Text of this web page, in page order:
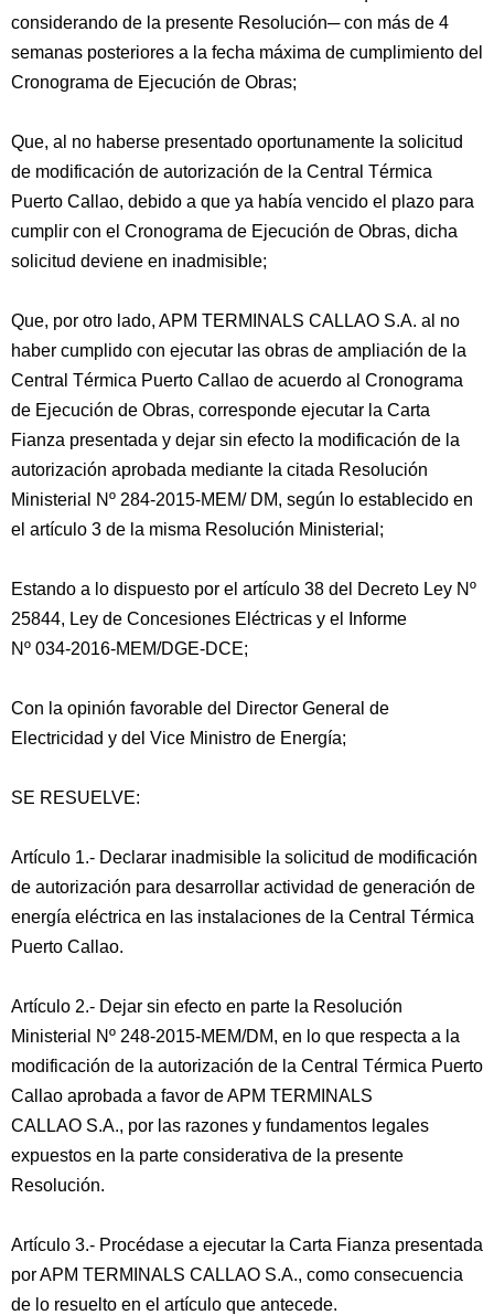
considerando de la presente Resolución─ con más de 4
semanas posteriores a la fecha máxima de cumplimiento del
Cronograma de Ejecución de Obras;
Que, al no haberse presentado oportunamente la solicitud
de modificación de autorización de la Central Térmica
Puerto Callao, debido a que ya había vencido el plazo para
cumplir con el Cronograma de Ejecución de Obras, dicha
solicitud deviene en inadmisible;
Que, por otro lado, APM TERMINALS CALLAO S.A. al no
haber cumplido con ejecutar las obras de ampliación de la
Central Térmica Puerto Callao de acuerdo al Cronograma
de Ejecución de Obras, corresponde ejecutar la Carta
Fianza presentada y dejar sin efecto la modificación de la
autorización aprobada mediante la citada Resolución
Ministerial Nº 284-2015-MEM/ DM, según lo establecido en
el artículo 3 de la misma Resolución Ministerial;
Estando a lo dispuesto por el artículo 38 del Decreto Ley Nº
25844, Ley de Concesiones Eléctricas y el Informe
Nº 034-2016-MEM/DGE-DCE;
Con la opinión favorable del Director General de
Electricidad y del Vice Ministro de Energía;
SE RESUELVE:
Artículo 1.- Declarar inadmisible la solicitud de modificación
de autorización para desarrollar actividad de generación de
energía eléctrica en las instalaciones de la Central Térmica
Puerto Callao.
Artículo 2.- Dejar sin efecto en parte la Resolución
Ministerial Nº 248-2015-MEM/DM, en lo que respecta a la
modificación de la autorización de la Central Térmica Puerto
Callao aprobada a favor de APM TERMINALS
CALLAO S.A., por las razones y fundamentos legales
expuestos en la parte considerativa de la presente
Resolución.
Artículo 3.- Procédase a ejecutar la Carta Fianza presentada
por APM TERMINALS CALLAO S.A., como consecuencia
de lo resuelto en el artículo que antecede.